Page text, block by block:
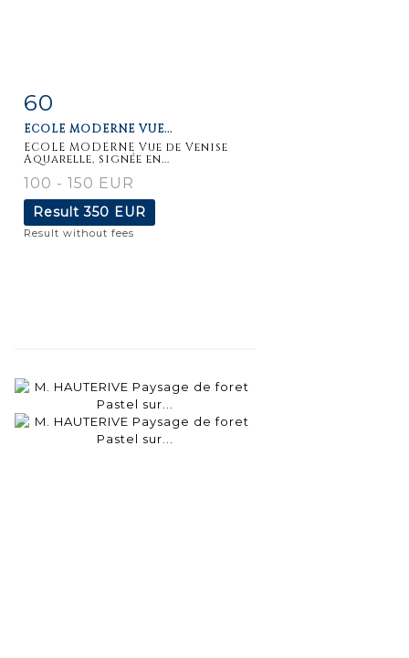
Item detail
60
ECOLE MODERNE VUE...
ECOLE MODERNE Vue de Venise
Aquarelle, signée en...
100 - 150 EUR
Result350 EUR
Result without fees